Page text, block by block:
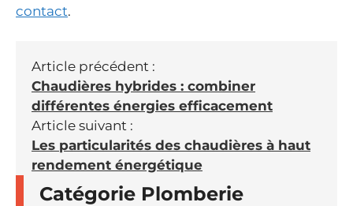
contact.
Article précédent :
Chaudières hybrides : combiner
différentes énergies efficacement
Article suivant :
Les particularités des chaudières à haut
rendement énergétique
Catégorie Plomberie